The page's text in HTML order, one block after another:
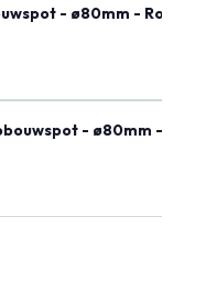
- ø80mm - Rond
- ø80mm -